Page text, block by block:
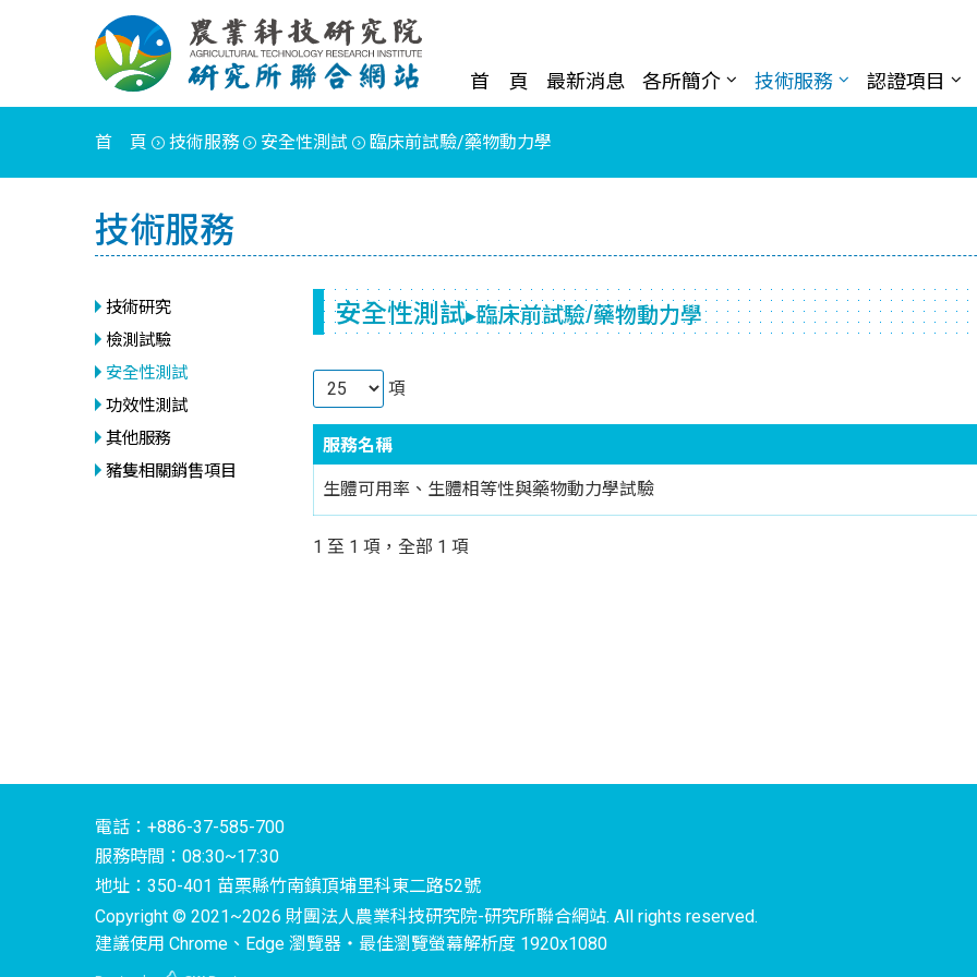
首 頁 最新消息 各所簡介 技術服務 認證項目
首 頁 技術服務 安全性測試 臨床前試驗/藥物動力學
技術服務
技術研究
檢測試驗
安全性測試
功效性測試
其他服務
豬隻相關銷售項目
安全性測試▸臨床前試驗/藥物動力學
項
服務名稱
生體可用率、生體相等性與藥物動力學試驗
1 至 1 項，全部 1 項
電話：+886-37-585-700
服務時間：08:30~17:30
地址：350-401 苗栗縣竹南鎮頂埔里科東二路52號
Copyright © 2021~2026 財團法人農業科技研究院-研究所聯合網站. All rights reserved.
建議使用 Chrome、Edge 瀏覽器‧最佳瀏覽螢幕解析度 1920x1080